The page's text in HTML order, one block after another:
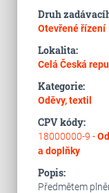
Druh
Otevřené řízení
Lokalita:
Celá Česká
Kategorie:
Oděvy, textil
CPV kódy:
18000000-9 -
a doplňky
Popis:
Předmětem